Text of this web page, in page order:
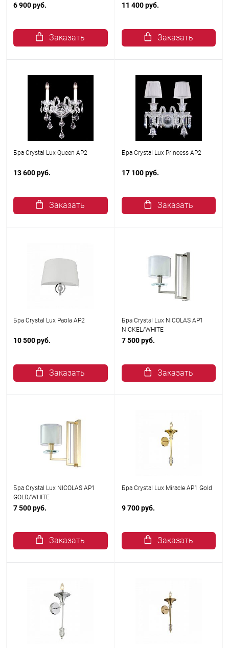
6 900 руб.
Заказать
11 400 руб.
Заказать
Бра Crystal Lux Queen AP2
13 600 руб.
Заказать
Бра Crystal Lux Princess AP2
17 100 руб.
Заказать
Бра Crystal Lux Paola AP2
10 500 руб.
Заказать
Бра Crystal Lux NICOLAS AP1
NICKEL/WHITE
7 500 руб.
Заказать
Бра Crystal Lux NICOLAS AP1
GOLD/WHITE
7 500 руб.
Заказать
Бра Crystal Lux Miracle AP1 Gold
9 700 руб.
Заказать